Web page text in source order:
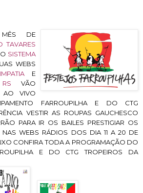
DE
TAVARES
SISTEMA
WEBS
E
VÃO
AO VIVO
FARROUPILHA E DO CTG
VESTIR AS ROUPAS GAUCHESCO
PARA IR OS BAILES PRESTIGIAR OS
NAS WEBS RÁDIOS DOS DIA 11 A 20 DE
CONFIRA TODA A PROGRAMAÇÃO DO
E DO CTG TROPEIROS DA